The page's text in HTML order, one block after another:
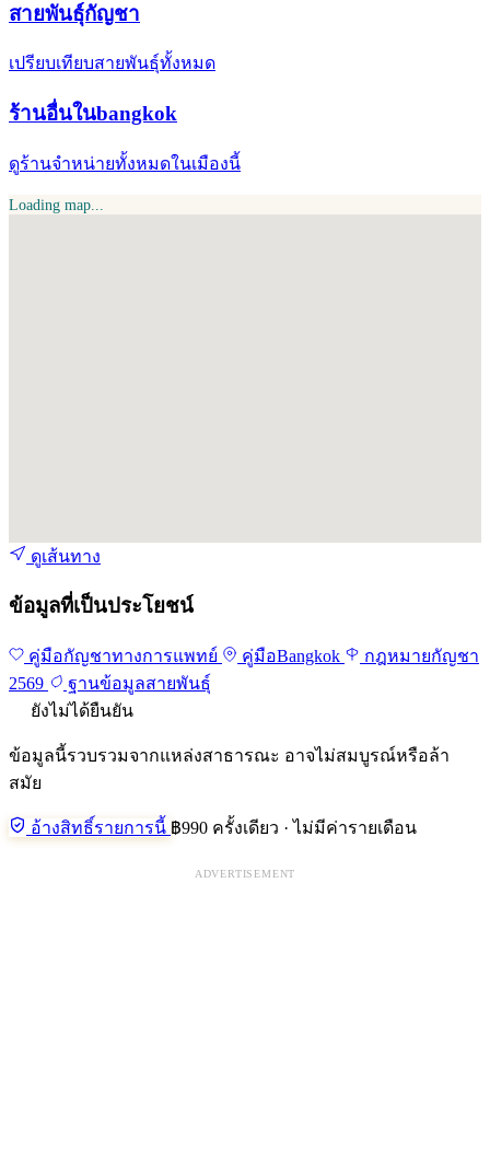
สายพันธุ์กัญชา
เปรียบเทียบสายพันธุ์ทั้งหมด
ร้านอื่นในbangkok
ดูร้านจำหน่ายทั้งหมดในเมืองนี้
Loading map...
ดูเส้นทาง
ข้อมูลที่เป็นประโยชน์
คู่มือกัญชาทางการแพทย์ คู่มือBangkok
กฎหมายกัญชา
2569
ฐานข้อมูลสายพันธุ์
ยังไม่ได้ยืนยัน
ข้อมูลนี้รวบรวมจากแหล่งสาธารณะ อาจไม่สมบูรณ์หรือล้า
สมัย
อ้างสิทธิ์รายการนี้ ฿990 ครั้งเดียว · ไม่มีค่ารายเดือน
ADVERTISEMENT